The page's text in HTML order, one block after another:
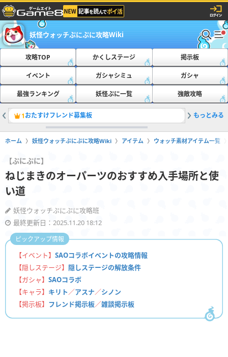
妖怪ウォッチぷにぷに攻略Wiki
攻略TOP かくしステージ 掲示板
イベント ガシャシミュ ガシャ
最強ランキング 妖怪ぷに一覧 強敵攻略
1おたすけフレンド募集板 2最新の
もっとみる
ホーム 妖怪ウォッチぷにぷに攻略Wiki アイテム ウォッチ素材アイテム一覧
【ぷにぷに】
ねじまきのオーパーツのおすすめ入手場所と使
い道
妖怪ウォッチぷにぷに攻略班
最終更新日：2025.11.20 18:12
【イベント】 SAOコラボイベントの攻略情報
【隠しステージ】 隠しステージの解放条件
【ガシャ】 SAOコラボ
【キャラ】 キリト／アスナ／シノン
【掲示板】 フレンド掲示板／雑談掲示板
ピックアップ情報